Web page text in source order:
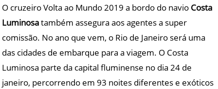
O cruzeiro Volta ao Mundo 2019 a bordo do navio Costa
Luminosatambém assegura aos agentes a super
comissão. No ano que vem, o Rio de Janeiro será uma
das cidades de embarque para a viagem. O Costa
Luminosa parte da capital fluminense no dia 24 de
janeiro, percorrendo em 93 noites diferentes e exóticos